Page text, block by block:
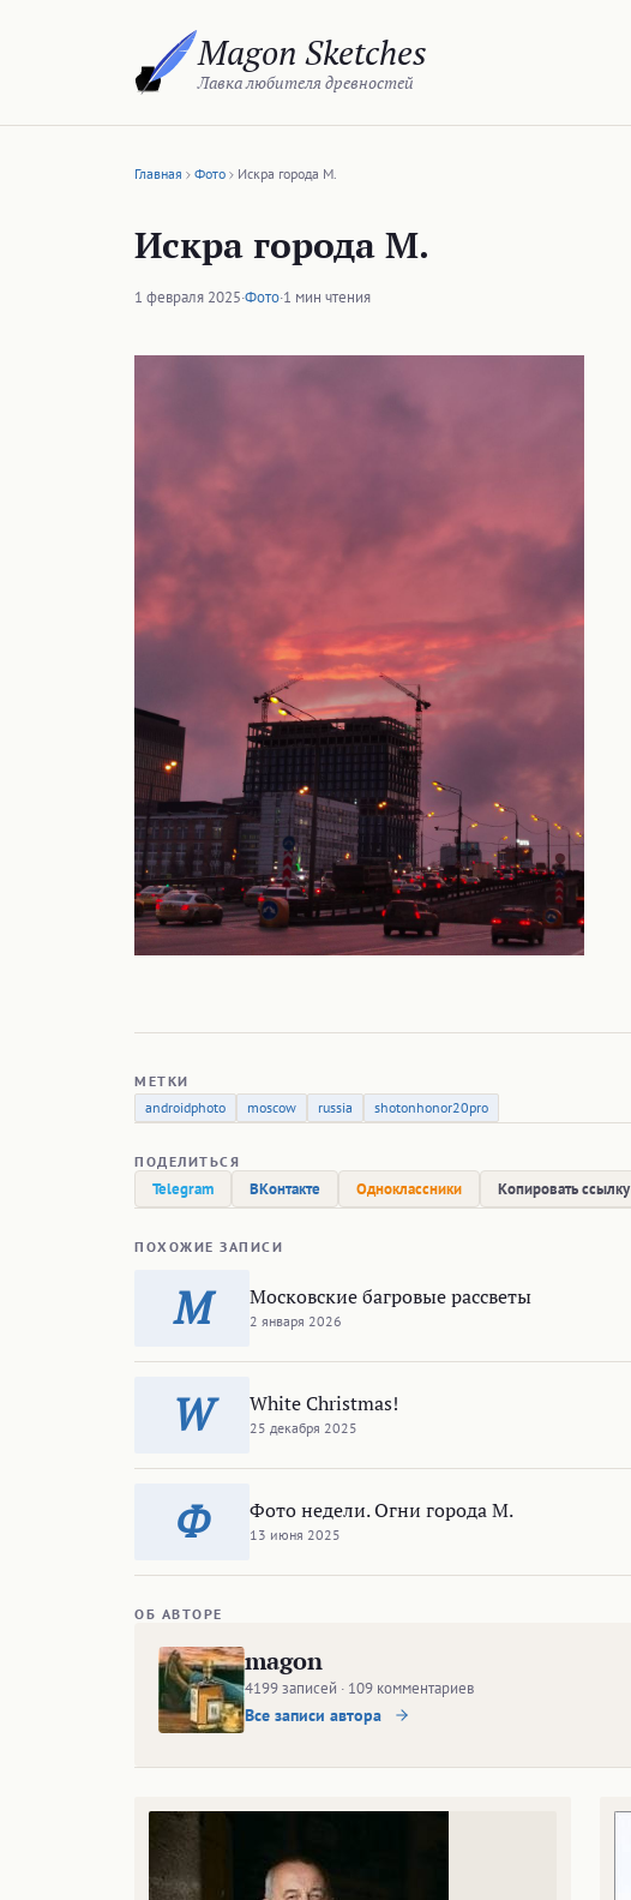
Magon Sketches
Лавка любителя древностей
Главная Фото Искра города М.
Искра города М.
1 февраля 2025·Фото·1 мин чтения
МЕТКИ
androidphoto
moscow russia shotonhonor20pro
ПОДЕЛИТЬСЯ
Telegram ВКонтакте Одноклассники Копировать ссылку
ПОХОЖИЕ ЗАПИСИ
М Московские багровые рассветы
2 января 2026
W White Christmas!
25 декабря 2025
Ф Фото недели. Огни города М.
13 июня 2025
ОБ АВТОРЕ
magon
4199 записей · 109 комментариев
Все записи автора